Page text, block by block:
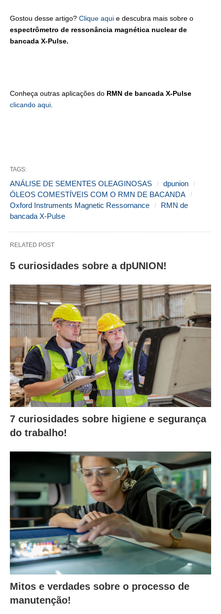
Gostou desse artigo? Clique aqui e descubra mais sobre o
espectrômetro de ressonância magnética nuclear de
bancada X-Pulse.
Conheça outras aplicações do RMN de bancada X-Pulse
clicando aqui
TAGS:
ANÁLISE DE SEMENTES OLEAGINOSAS
dpunion
ÓLEOS COMESTÍVEIS COM O RMN DE BACANDA
Oxford Instruments Magnetic Ressornance
RMN de
bancada X-Pulse
RELATED POST
5 curiosidades sobre a dpUNION!
7 curiosidades sobre higiene e segurança
do trabalho!
Mitos e verdades sobre o processo de
manutenção!